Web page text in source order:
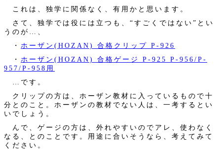
これは、独学に関係なく、有用かと思います。
さて、独学では役には立つも、“すごくではない”とい
うのが…、
・ ホーザン(HOZAN) 合格クリップ P-926
・ ホーザン(HOZAN) 合格ゲージ P-925 P-956/P-
957/P-958用
…です。
クリップの方は、ホーザン教材に入っているもので十
分とのこと。ホーザンの教材でない人は、一考するとい
いでしょう。
んで、ゲージの方は、外れやすいのでアレ、使わなく
なる、とのことです。用途に合いそうなら、考えてみて
ください。